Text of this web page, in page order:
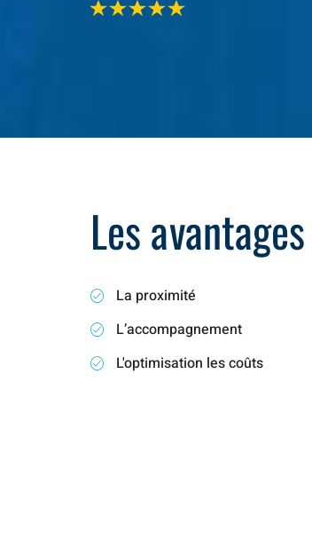
MAXIME D
Les
La proximité
L’accompagnement
L'optimisation les coûts